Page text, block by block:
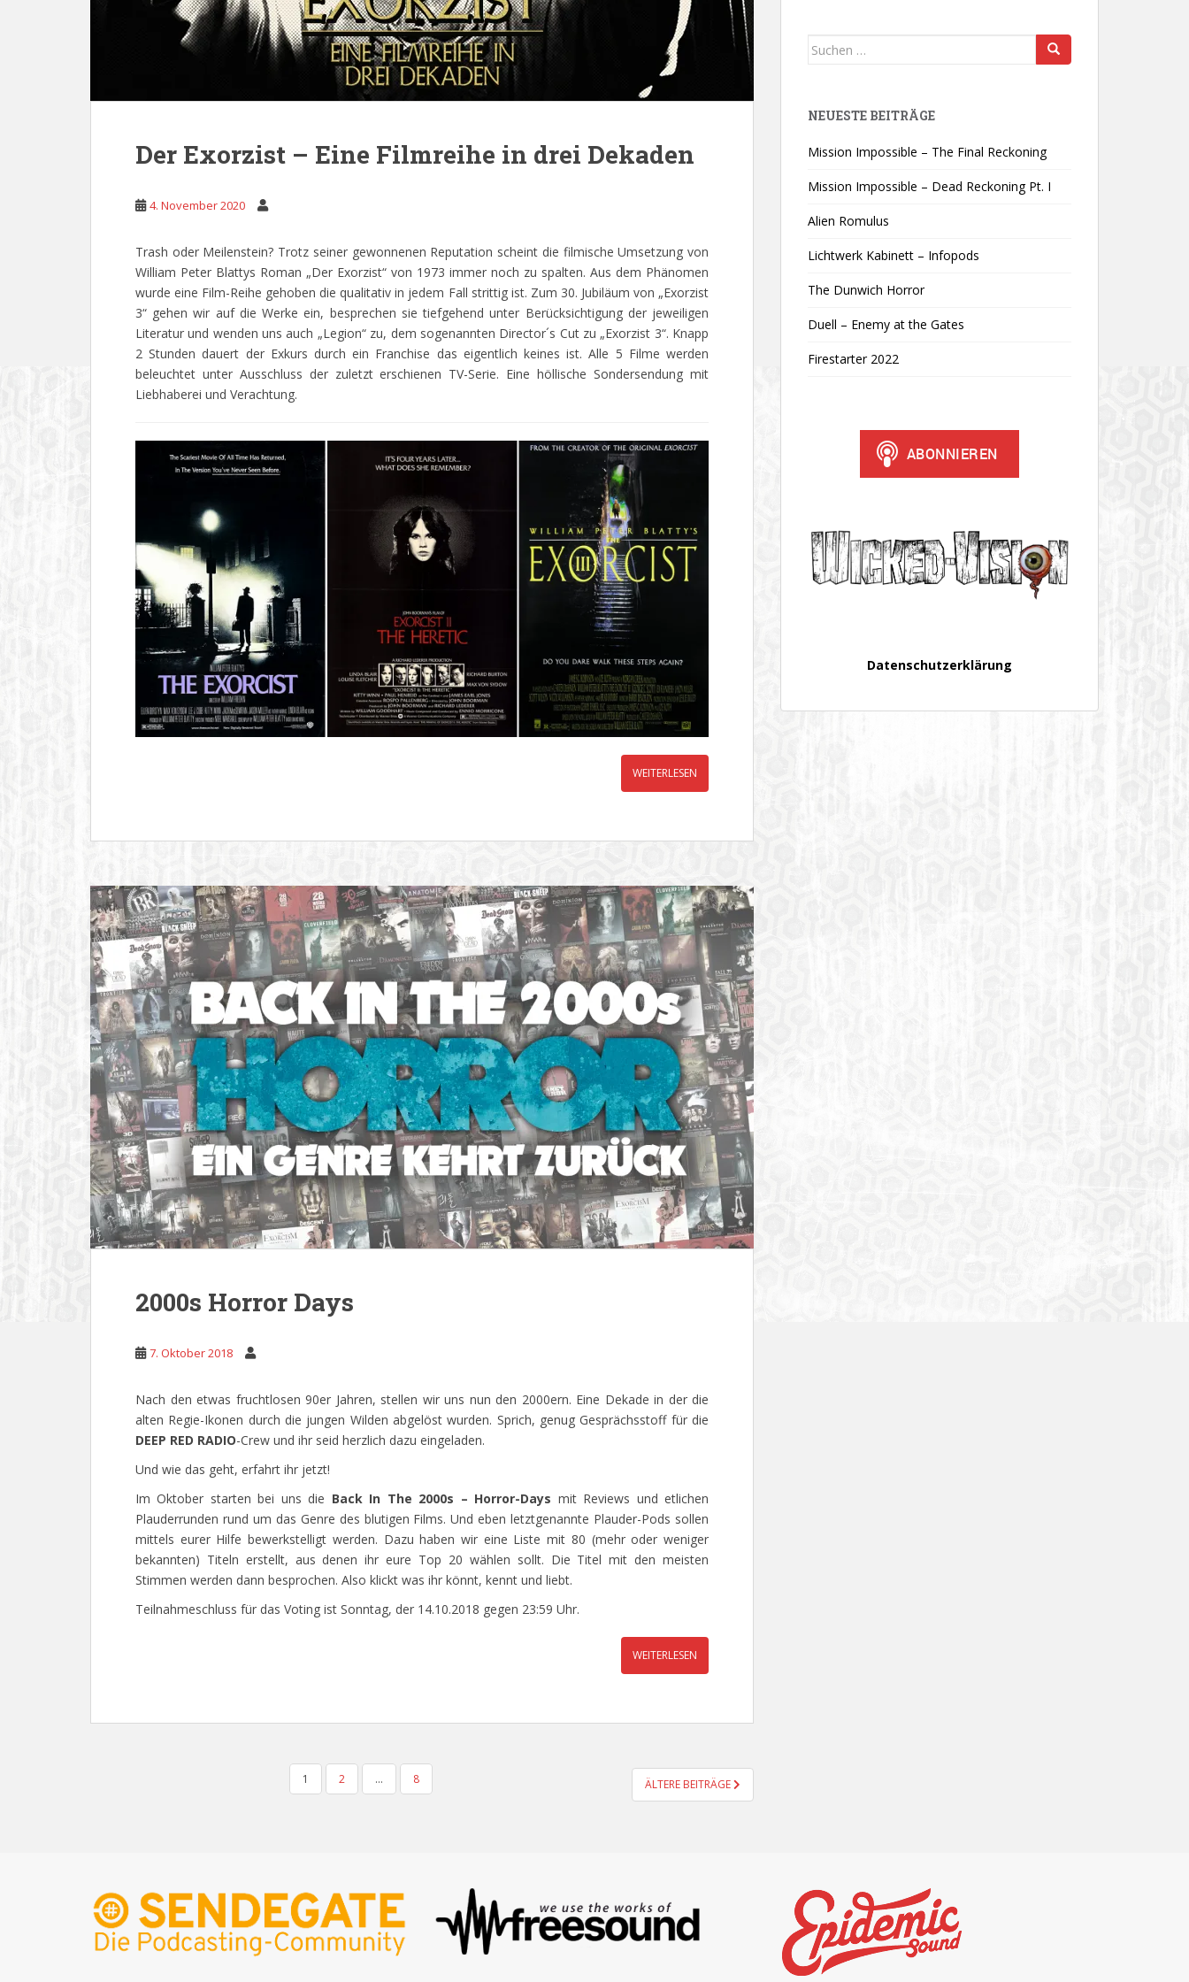
Der Exorzist – Eine Filmreihe in drei Dekaden
4. November 2020
Trash oder Meilenstein? Trotz seiner gewonnenen Reputation scheint die filmische Umsetzung von
William Peter Blattys Roman „Der Exorzist“ von 1973 immer noch zu spalten. Aus dem Phänomen
wurde eine Film-Reihe gehoben die qualitativ in jedem Fall strittig ist. Zum 30. Jubiläum von „Exorzist
3“ gehen wir auf die Werke ein, besprechen sie tiefgehend unter Berücksichtigung der jeweiligen
Literatur und wenden uns auch „Legion“ zu, dem sogenannten Director´s Cut zu „Exorzist 3“. Knapp
2 Stunden dauert der Exkurs durch ein Franchise das eigentlich keines ist. Alle 5 Filme werden
beleuchtet unter Ausschluss der zuletzt erschienen TV-Serie. Eine höllische Sondersendung mit
Liebhaberei und Verachtung.
WEITERLESEN
2000s Horror Days
7. Oktober 2018
Nach den etwas fruchtlosen 90er Jahren, stellen wir uns nun den 2000ern. Eine Dekade in der die
alten Regie-Ikonen durch die jungen Wilden abgelöst wurden. Sprich, genug Gesprächsstoff für die
DEEP RED RADIO-Crew und ihr seid herzlich dazu eingeladen.
Und wie das geht, erfahrt ihr jetzt!
Im Oktober starten bei uns die Back In The 2000s – Horror-Days mit Reviews und etlichen
Plauderrunden rund um das Genre des blutigen Films. Und eben letztgenannte Plauder-Pods sollen
mittels eurer Hilfe bewerkstelligt werden. Dazu haben wir eine Liste mit 80 (mehr oder weniger
bekannten) Titeln erstellt, aus denen ihr eure Top 20 wählen sollt. Die Titel mit den meisten
Stimmen werden dann besprochen. Also klickt was ihr könnt, kennt und liebt.
Teilnahmeschluss für das Voting ist Sonntag, der 14.10.2018 gegen 23:59 Uhr.
WEITERLESEN
SEITENNUMMERIERUNG
1 2 … 8 ÄLTERE BEITRÄGE
Suchen
NEUESTE BEITRÄGE
Mission Impossible – The Final Reckoning
Mission Impossible – Dead Reckoning Pt. I
Alien Romulus
Lichtwerk Kabinett – Infopods
The Dunwich Horror
Duell – Enemy at the Gates
Firestarter 2022
Datenschutzerklärung